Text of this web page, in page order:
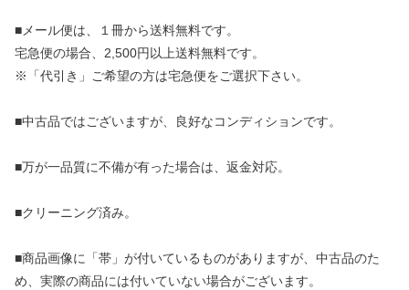
■メール便は、１冊から送料無料です。
宅急便の場合、2,500円以上送料無料です。
※「代引き」ご希望の方は宅急便をご選択下さい。
■中古品ではございますが、良好なコンディションです。
■万が一品質に不備が有った場合は、返金対応。
■クリーニング済み。
■商品画像に「帯」が付いているものがありますが、中古品のた
め、実際の商品には付いていない場合がございます。